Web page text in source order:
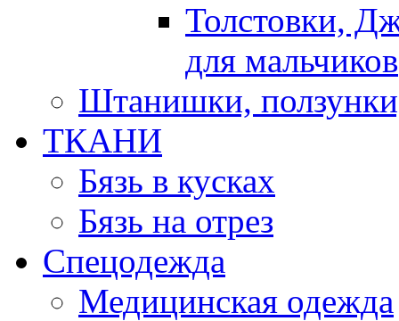
Толстовки,
для мальчиков
Штанишки,
ТКАНИ
Бязь в кусках
Бязь на отрез
Спецодежда
Медицинская одежда